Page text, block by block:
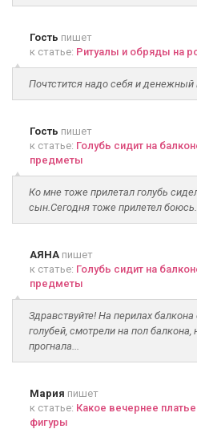
Гость пишет
к статье: Ритуалы и обряды на
Почтстится надо себя и денежный
Гость пишет
к статье: Голубь сидит на
предметы
Ко мне тоже прилетал голубь
сын.Сегодня тоже прилетел
АЯНА пишет
к статье: Голубь сидит на
предметы
Здравствуйте! На перилах
голубей, смотрели на пол балкона,
прогнала...
Мария пишет
к статье: Какое вечернее
фигуры